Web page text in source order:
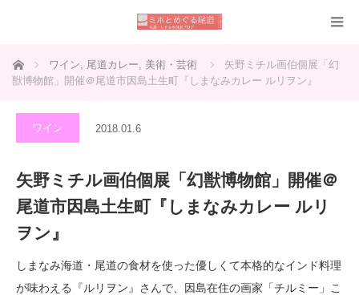
ホーム ワイン, 尾道カレー, 美術・芸術
矢野ミチル画伯個展「幻
獣博物館」開催＠尾道市因島土生町『しまなみカレー ルリヲン』
ワイン 2018.01.6
矢野ミチル画伯個展「幻獣博物館」開催＠
尾道市因島土生町『しまなみカレー ルリ
ヲン』
しまなみ海道・尾道の食材を使った優しくて本格的なインド料理
が味わえる『ルリヲン』さんで、因島在住の画家「チルミー」こ